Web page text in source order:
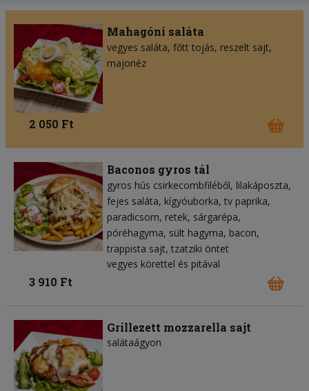
Mahagóni saláta
vegyes saláta főtt tojás reszelt sajt
majonéz
2 050 Ft
Baconos gyros tál
gyros hús csirkecombfiléből lilakáposzta
fejes saláta kígyóuborka tv paprika
paradicsom retek sárgarépa
póréhagyma sült hagyma bacon
trappista sajt tzatziki öntet
vegyes körettel és pitával
3 910 Ft
Grillezett mozzarella sajt
salátaágyon